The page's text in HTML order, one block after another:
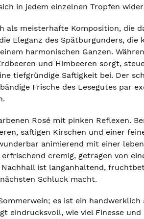
in jedem einzelnen Tropfen
meisterhafte Komposition, die
Eleganz des Spätburgunders,
harmonischen Ganzen.
und Himbeeren sorgt,
tiefgründige Saftigkeit bei. Der
Frische des Lesegutes par
Rosé mit pinken Reflexen.
saftigen Kirschen und einer
animierend mit einer
cremig, getragen von
ist langanhaltend,
Schluck macht.
es ist ein
eindrucksvoll, wie viel Finesse